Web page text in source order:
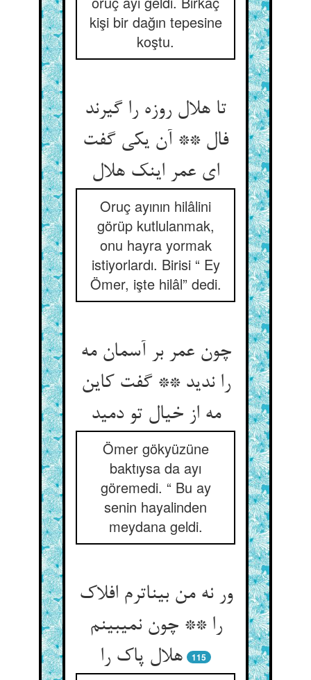
kişi bir dağın tepesine
koştu.
تا هلال روزه را گیرند
فال ** آن یکی گفت
ای عمر اینک هلال‏
Oruç ayının hilâlini
görüp kutlulanmak,
onu hayra yormak
istiyorlardı. Birisi “ Ey
Ömer, işte hilâl” dedi.
چون عمر بر آسمان مه
را ندید ** گفت کاین
مه از خیال تو دمید
Ömer gökyüzüne
baktıysa da ayı
göremedi. “ Bu ay
senin hayalinden
meydana geldi.
ور نه من بیناترم افلاک
را ** چون نمی‏بینم
هلال پاک را
115